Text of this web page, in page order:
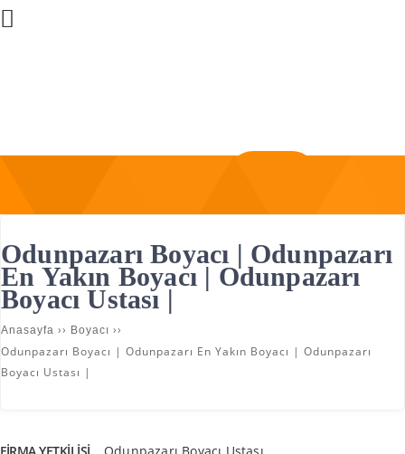
Odunpazarı Boyacı | Odunpazarı
En Yakın Boyacı | Odunpazarı
Boyacı Ustası |
Anasayfa ›› Boyacı ››
Odunpazarı Boyacı | Odunpazarı En Yakın Boyacı | Odunpazarı
Boyacı Ustası |
FIRMA YETKILISI Odunpazarı Boyacı Ustası